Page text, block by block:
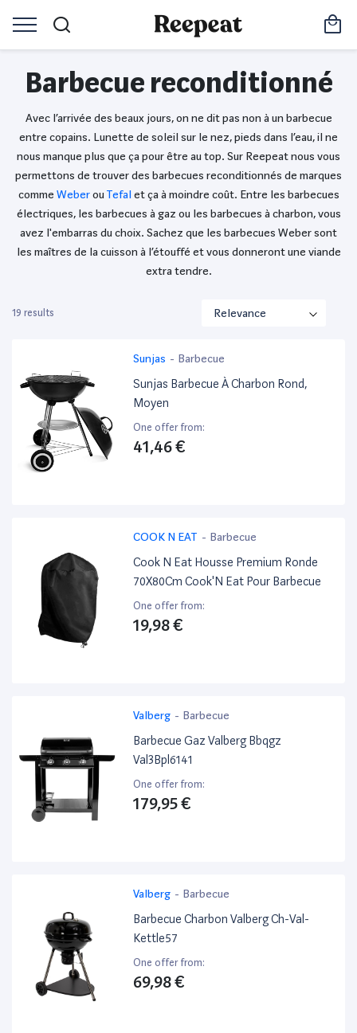
Barbecue reconditionné
Avec l’arrivée des beaux jours, on ne dit pas non à un barbecue
entre copains. Lunette de soleil sur le nez, pieds dans l’eau, il ne
nous manque plus que ça pour être au top. Sur Reepeat nous vous
permettons de trouver des barbecues reconditionnés de marques
comme Weberou Tefal et ça à moindre coût. Entre les barbecues
électriques, les barbecues à gaz ou les barbecues à charbon, vous
avez l'embarras du choix. Sachez que les barbecues Weber sont
les maîtres de la cuisson à l’étouffé et vous donneront une viande
extra tendre.
19 results
Sunjas - Barbecue
Sunjas Barbecue À Charbon Rond,
Moyen
One offer from:
41,46 €
COOK N EAT - Barbecue
Cook N Eat Housse Premium Ronde
70X80Cm Cook'N Eat Pour Barbecue
One offer from:
19,98 €
Valberg - Barbecue
Barbecue Gaz Valberg Bbqgz
Val3Bpl6141
One offer from:
179,95 €
Valberg - Barbecue
Barbecue Charbon Valberg Ch-Val-
Kettle57
One offer from:
69,98 €